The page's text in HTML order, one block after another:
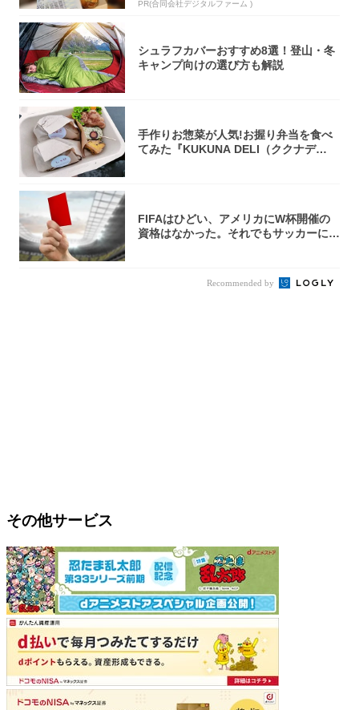
PR(合同会社デジタルファーム )
シュラフカバーおすすめ8選！登山・冬
キャンプ向けの選び方も解説
手作りお惣菜が人気!お握り弁当を食べ
てみた『KUKUNA DELI（ククナデ
FIFAはひどい、アメリカにW杯開催の
資格はなかった。それでもサッカーには
Recommended by
その他サービス